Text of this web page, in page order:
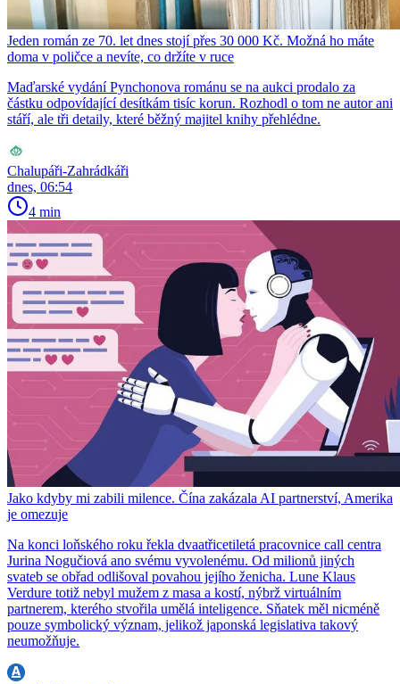
Jeden román ze 70. let dnes stojí přes 30 000 Kč. Možná ho máte
doma v poličce a nevíte, co držíte v ruce
Maďarské vydání Pynchonova románu se na aukci prodalo za
částku odpovídající desítkám tisíc korun. Rozhodl o tom ne autor ani
stáří, ale tři detaily, které běžný majitel knihy přehlédne.
Chalupáři-Zahrádkáři
dnes, 06:54
4 min
Jako kdyby mi zabili milence. Čína zakázala AI partnerství, Amerika
je omezuje
Na konci loňského roku řekla dvaatřicetiletá pracovnice call centra
Jurina Nogučiová ano svému vyvolenému. Od milionů jiných
svateb se obřad odlišoval povahou jejího ženicha. Lune Klaus
Verdure totiž nebyl mužem z masa a kostí, nýbrž virtuálním
partnerem, kterého stvořila umělá inteligence. Sňatek měl nicméně
pouze symbolický význam, jelikož japonská legislativa takový
neumožňuje.